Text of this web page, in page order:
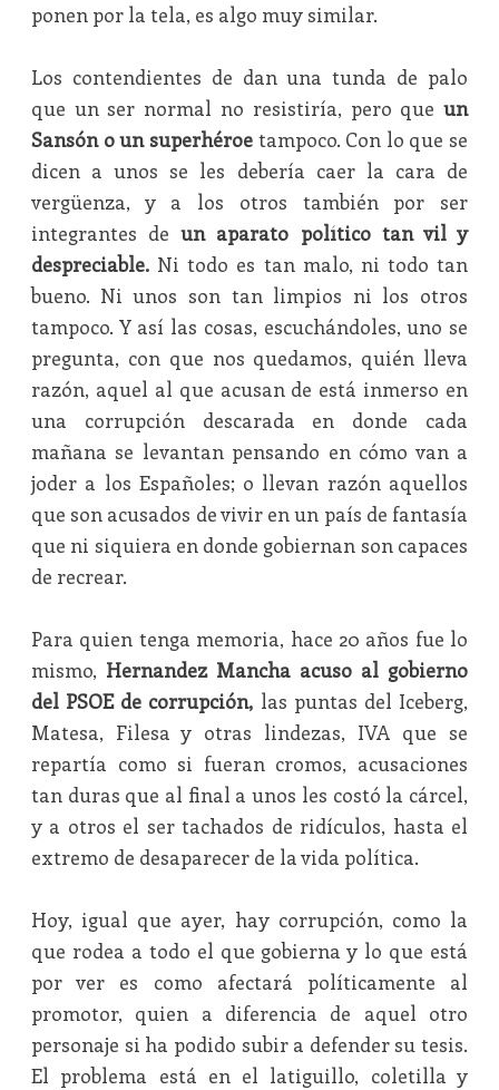
ponen por la tela, es algo muy similar.
Los contendientes de dan una tunda de palo
que un ser normal no resistiría, pero queun
Sansón o un superhéroe tampoco. Con lo que se
dicen a unos se les debería caer la cara de
vergüenza, y a los otros también por ser
integrantes de un aparato político tan vil y
despreciable.Ni todo es tan malo, ni todo tan
bueno. Ni unos son tan limpios ni los otros
tampoco. Y así las cosas, escuchándoles, uno se
pregunta, con que nos quedamos, quién lleva
razón, aquel al que acusan de está inmerso en
una corrupción descarada en donde cada
mañana se levantan pensando en cómo van a
joder a los Españoles; o llevan razón aquellos
que son acusados de vivir en un país de fantasía
que ni siquiera en donde gobiernan son capaces
de recrear.
Para quien tenga memoria, hace 20 años fue lo
mismo, Hernandez Mancha acuso al gobierno
del PSOE de corrupción, las puntas del Iceberg,
Matesa, Filesa y otras lindezas, IVA que se
repartía como si fueran cromos, acusaciones
tan duras que al final a unos les costó la cárcel,
y a otros el ser tachados de ridículos, hasta el
extremo de desaparecer de la vida política.
Hoy, igual que ayer, hay corrupción, como la
que rodea a todo el que gobierna y lo que está
por ver es como afectará políticamente al
promotor, quien a diferencia de aquel otro
personaje si ha podido subir a defender su tesis.
El problema está en el latiguillo, coletilla y